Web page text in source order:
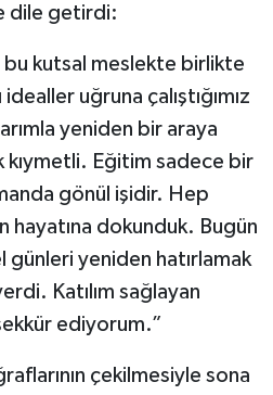
dile getirdi:
bu kutsal meslekte birlikte
uğruna çalıştığımız
yeniden bir araya
kıymetli. Eğitim sadece bir
gönül işidir. Hep
hayatına dokunduk. Bugün
günleri yeniden hatırlamak
Katılım sağlayan
ediyorum.”
çekilmesiyle sona